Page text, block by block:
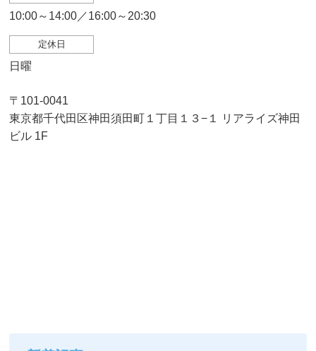
10:00～14:00／16:00～20:30
定休日
日曜
〒101-0041
東京都千代田区神田須田町１丁目１３−１ リアライズ神田
ビル 1F